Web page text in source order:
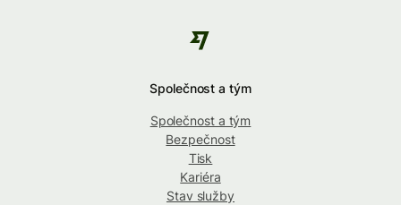
Společnost a tým
Společnost a tým
Bezpečnost
Tisk
Kariéra
Stav služby